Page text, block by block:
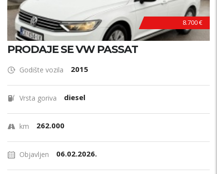
8.700 €
PRODAJE SE VW PASSAT
Godište vozila 2015
Vrsta goriva diesel
km 262.000
Objavljen 06.02.2026.